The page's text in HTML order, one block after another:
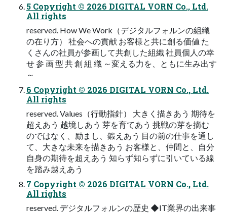
5 Copyright © 2026 DIGITAL VORN Co., Ltd.
All rights
reserved. How We Work（デジタルフォルンの組織
の在り方） 社会への貢献 お客様と共に創る価値 た
くさんの社員が参画して共創した組織 社員個人の幸
せ 参 画 型 共 創 組 織 ～変える力を、ともに生み出す
～
6 Copyright © 2026 DIGITAL VORN Co., Ltd.
All rights
reserved. Values（行動指針） 大きく描きあう 期待を
超えあう 越境しあう 芽を育てあう 挑戦の芽を摘む
のではなく、励まし、鍛えあう 目の前の仕事を通し
て、大きな未来を描きあう お客様と、仲間と、自分
自身の期待を超えあう 知らず知らずに引いている線
を踏み越えあう
7 Copyright © 2026 DIGITAL VORN Co., Ltd.
All rights
reserved. デジタルフォルンの歴史 ◆IT業界の出来事